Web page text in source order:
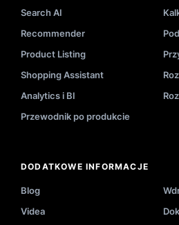
Search AI
Recommender
Product Listing
Shopping Assistant
Analytics i BI
Przewodnik po produkcie
DODATKOWE INFORMACJE
Blog
Videa